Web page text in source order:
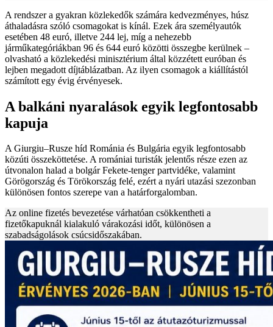
A rendszer a gyakran közlekedők számára kedvezményes, húsz
áthaladásra szóló csomagokat is kínál. Ezek ára személyautók
esetében 48 euró, illetve 244 lej, míg a nehezebb
járműkategóriákban 96 és 644 euró közötti összegbe kerülnek –
olvasható a közlekedési minisztérium által közzétett euróban és
lejben megadott díjtáblázatban. Az ilyen csomagok a kiállítástól
számított egy évig érvényesek.
A balkáni nyaralások egyik legfontosabb
kapuja
A Giurgiu–Rusze híd Románia és Bulgária egyik legfontosabb
közúti összeköttetése. A romániai turisták jelentős része ezen az
útvonalon halad a bolgár Fekete-tenger partvidéke, valamint
Görögország és Törökország felé, ezért a nyári utazási szezonban
különösen fontos szerepe van a határforgalomban.
Az online fizetés bevezetése várhatóan csökkentheti a
fizetőkapuknál kialakuló várakozási időt, különösen a
szabadságolások csúcsidőszakában.